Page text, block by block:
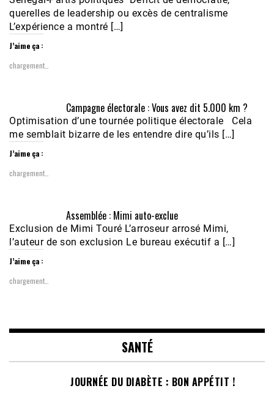
querelles de leadership ou excès de centralisme
L’expérience a montré […]
J’aime ça :
chargement…
Campagne électorale : Vous avez dit 5.000 km ?
Optimisation d’une tournée politique électorale Cela
me semblait bizarre de les entendre dire qu’ils […]
J’aime ça :
chargement…
Assemblée : Mimi auto-exclue
Exclusion de Mimi Touré L’arroseur arrosé Mimi,
l’auteur de son exclusion Le bureau exécutif a […]
J’aime ça :
chargement…
SANTÉ
JOURNÉE DU DIABÈTE : BON APPÉTIT !